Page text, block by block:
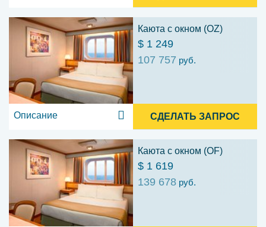
Каюта с окном (OZ)
$ 1 249
107 757 руб.
Описание СДЕЛАТЬ ЗАПРОС
Каюта с окном (OF)
$ 1 619
139 678 руб.